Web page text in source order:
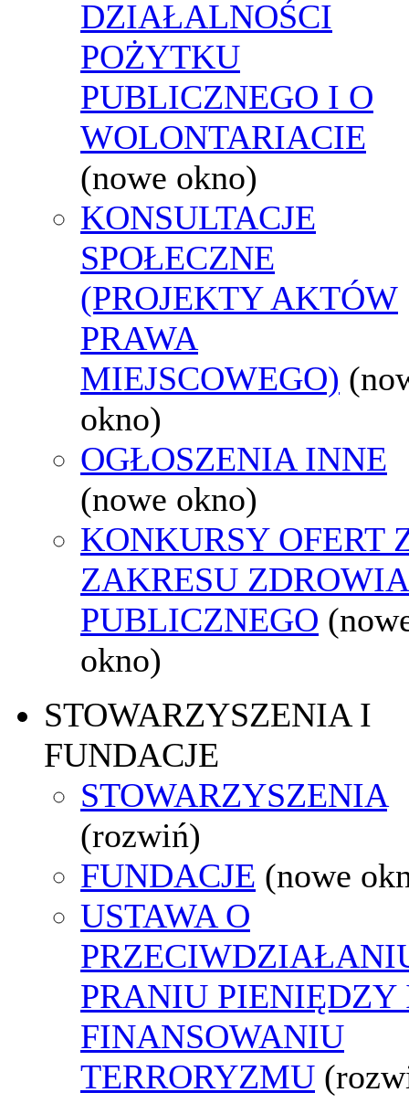
DZIAŁALNOŚCI
POŻYTKU
PUBLICZNEGO I O
WOLONTARIACIE
(nowe okno)
KONSULTACJE
SPOŁECZNE
(PROJEKTY AKTÓW
PRAWA
MIEJSCOWEGO)
okno)
OGŁOSZENIA INNE
(nowe okno)
KONKURSY OFERT
ZAKRESU ZDROWIA
PUBLICZNEGO
okno)
STOWARZYSZENIA I
FUNDACJE
STOWARZYSZENIA
(rozwiń)
FUNDACJE (nowe
USTAWA O
PRANIU PIENIĘDZY
FINANSOWANIU
TERRORYZMU